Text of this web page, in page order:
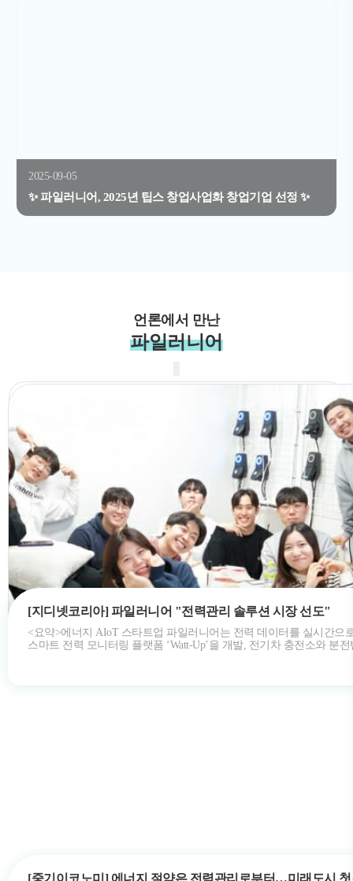
2025-09-05
✨ 파일러니어, 2025년 팁스 창업사업화 창업기업 선정 ✨
언론에서 만난
파일러니어
[지디넷코리아] 파일러니어 "전력관리 솔루션 시장 선도"
<요약>에너지 AIoT 스타트업 파일러니어는 전력 데이터를 실시간으
스마트 전력 모니터링 플랫폼 ‘Watt-Up’을 개발, 전기차 충전소와 분전
[중기이코노미] 에너지 절약은 전력관리로부터…미래도시